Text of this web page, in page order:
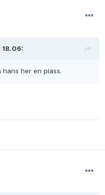
18.06:
hans her en plass.